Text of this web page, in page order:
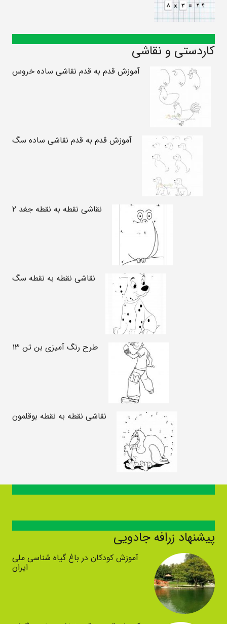
کاردستی و نقاشی
آموزش قدم به قدم نقاشی ساده خروس
آموزش قدم به قدم نقاشی ساده سگ
نقاشی نقطه به نقطه جغد ۲
نقاشی نقطه به نقطه سگ
طرح رنگ آمیزی بن تن ۱۳
نقاشی نقطه به نقطه بوقلمون
پیشنهاد زرافه جادویی
آموزش کودکان در باغ گیاه شناسی ملی
ایران